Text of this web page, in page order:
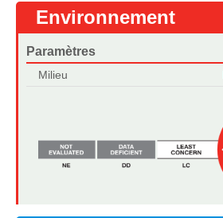
Environnement
Paramètres
Milieu